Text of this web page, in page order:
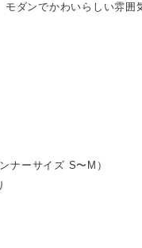
モダンでかわいらしい雰囲
ナーサイズ S〜M）